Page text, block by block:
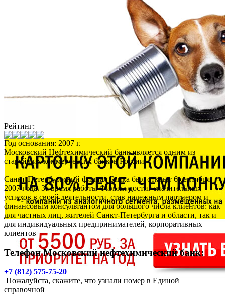
Рейтинг:
Год основания: 2007 г.
Московский Нефтехимический банк является одним из
старейших коммерческих банков России.
Санкт-Петербургский филиал Банка был открыт 6 сентября
2007 года. За время работы Филиал достиг значительных
успехов в своей деятельности, став надежным партнером и
финансовым консультантом для большого числа клиентов: как
для частных лиц, жителей Санкт-Петербурга и области, так и
для индивидуальных предпринимателей, корпоративных
клиентов
Телефон Московский нефтехимический банк:
+7 (812) 575-75-20
Пожалуйста, скажите, что узнали номер в Единой
справочной